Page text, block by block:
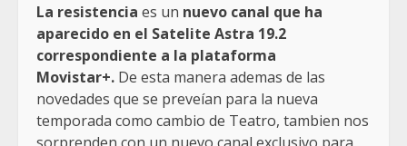
La resistencia es un nuevo canal que ha
aparecido en el Satelite Astra 19.2
correspondiente a la plataforma
Movistar+. De esta manera ademas de las
novedades que se preveían para la nueva
temporada como cambio de Teatro, tambien nos